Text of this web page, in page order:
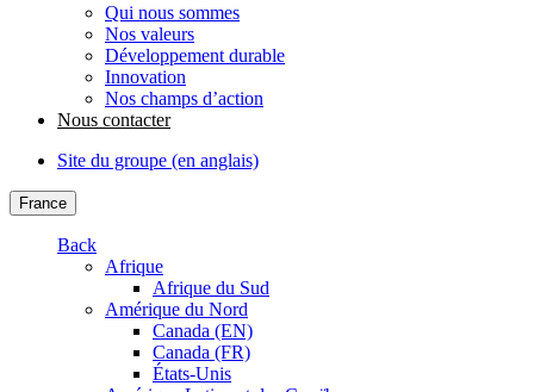
Qui nous sommes
Nos valeurs
Développement durable
Innovation
Nos champs d’action
Nous contacter
Site du groupe (en anglais)
France
Back
Afrique
Afrique du Sud
Amérique du Nord
Canada (EN)
Canada (FR)
États-Unis